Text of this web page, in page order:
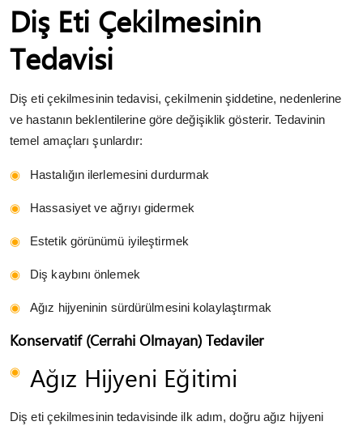
Diş Eti Çekilmesinin
Tedavisi
Diş eti çekilmesinin tedavisi, çekilmenin şiddetine, nedenlerine
ve hastanın beklentilerine göre değişiklik gösterir. Tedavinin
temel amaçları şunlardır:
Hastalığın ilerlemesini durdurmak
Hassasiyet ve ağrıyı gidermek
Estetik görünümü iyileştirmek
Diş kaybını önlemek
Ağız hijyeninin sürdürülmesini kolaylaştırmak
Konservatif (Cerrahi Olmayan) Tedaviler
Ağız Hijyeni Eğitimi
Diş eti çekilmesinin tedavisinde ilk adım, doğru ağız hijyeni